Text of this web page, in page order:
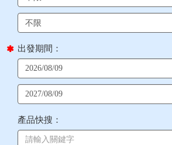
海島假期
韓國
東南亞
美加紐澳
出發期間：
產品快搜：